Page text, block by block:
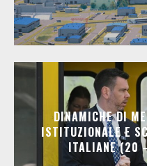
DINAMICHE DI
ISTITUZIONALE E
ITALIANE (20